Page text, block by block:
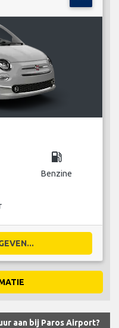
local_gas_station
Benzine
aan bij Paros Airport?